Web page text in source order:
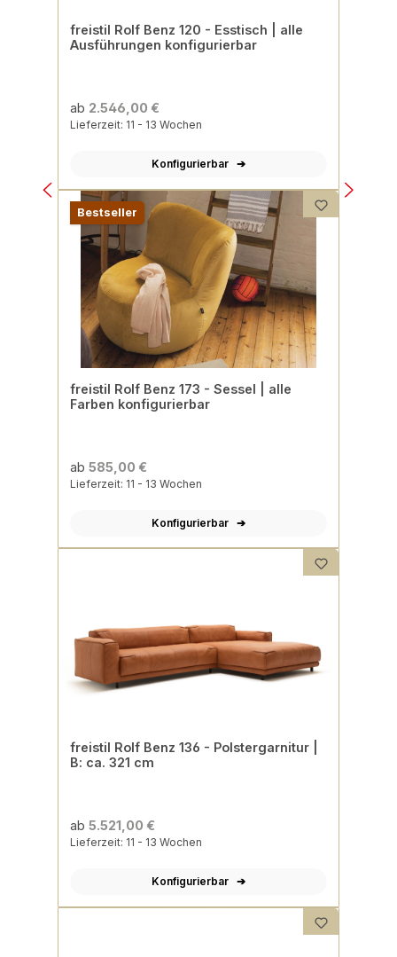
freistil Rolf Benz 120 - Esstisch | alle
Ausführungen konfigurierbar
ab 2.546,00 €
Lieferzeit: 11 - 13 Wochen
Konfigurierbar
Bestseller
freistil Rolf Benz 173 - Sessel | alle
Farben konfigurierbar
ab 585,00 €
Lieferzeit: 11 - 13 Wochen
Konfigurierbar
freistil Rolf Benz 136 - Polstergarnitur |
B: ca. 321 cm
ab 5.521,00 €
Lieferzeit: 11 - 13 Wochen
Konfigurierbar